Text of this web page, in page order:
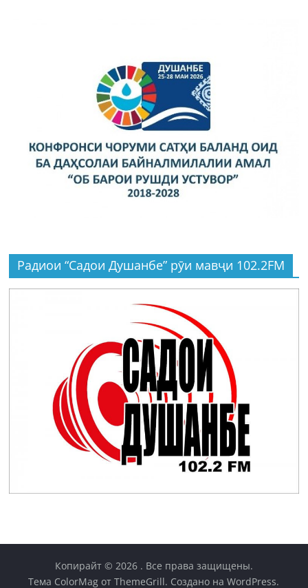
Радиои “Садои Душанбе” рӯи мавҷи 102.2FM
Копирайт © 2026 . Все права защищены.
Тема ColorMag от ThemeGrill. Создано наWordPress.